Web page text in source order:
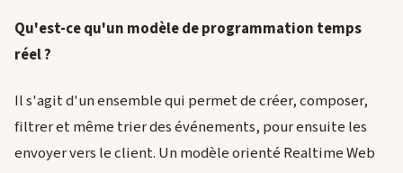
Qu'est-ce qu'un modèle de programmation temps
réel ?
Il s'agit d'un ensemble qui permet de créer, composer,
filtrer et même trier des événements, pour ensuite les
envoyer vers le client. Un modèle orienté Realtime Web